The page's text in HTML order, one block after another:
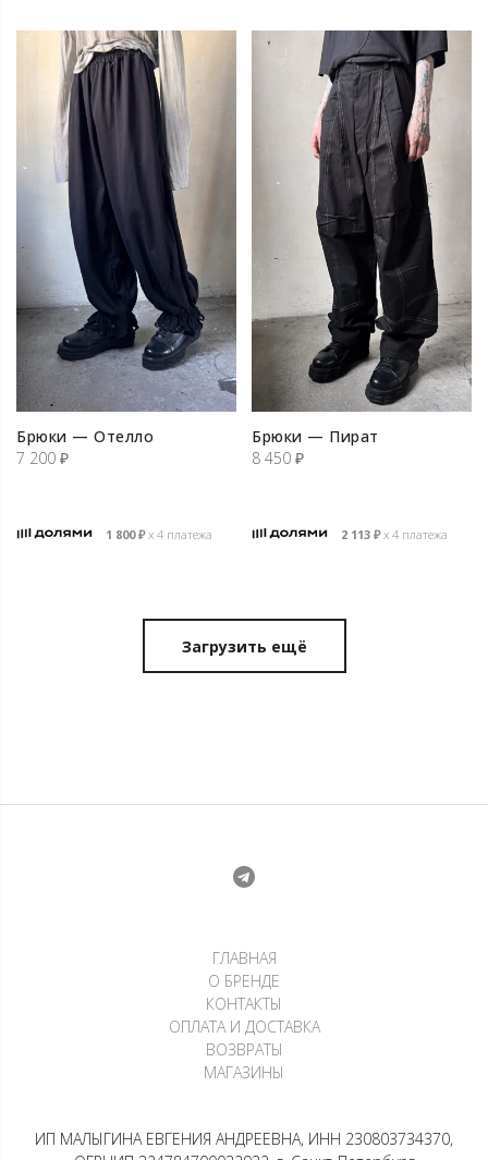
Брюки — Отелло
7 200 ₽
1 800₽х 4 платежа
Брюки — Пират
8 450 ₽
2 113 ₽х 4 платежа
Загрузить ещё
ГЛАВНАЯ
О БРЕНДЕ
КОНТАКТЫ
ОПЛАТА И ДОСТАВКА
ВОЗВРАТЫ
МАГАЗИНЫ
ИП МАЛЫГИНА ЕВГЕНИЯ АНДРЕЕВНА, ИНН 230803734370,